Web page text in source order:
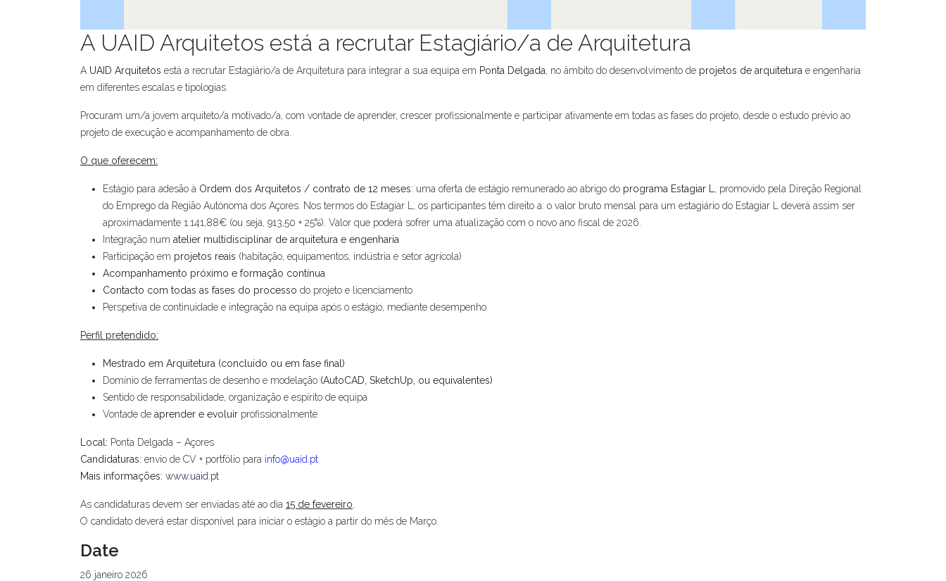
A UAID Arquitetos está a recrutar Estagiário/a de Arquitetura
A UAID Arquitetos está a recrutar Estagiário/a de Arquitetura para integrar a sua equipa em Ponta Delgada, no âmbito do desenvolvimento de projetos de arquitetura e engenharia
em diferentes escalas e tipologias.
Procuram um/a jovem arquiteto/a motivado/a, com vontade de aprender, crescer profissionalmente e participar ativamente em todas as fases do projeto, desde o estudo prévio ao
projeto de execução e acompanhamento de obra.
O que oferecem:
Estágio para adesão à Ordem dos Arquitetos / contrato de 12 meses: uma oferta de estágio remunerado ao abrigo do programa Estagiar L , promovido pela Direção Regional
do Emprego da Região Autónoma dos Açores. Nos termos do Estagiar L, os participantes têm direito a: o valor bruto mensal para um estagiário do Estagiar L deverá assim ser
aproximadamente 1.141,88€ (ou seja, 913,50 + 25%). Valor que poderá sofrer uma atualização com o novo ano fiscal de 2026.
Integração num atelier multidisciplinar de arquitetura e engenharia
Participação em projetos reais (habitação, equipamentos, indústria e setor agrícola)
Acompanhamento próximo e formação contínua
Contacto com todas as fases do processo do projeto e licenciamento
Perspetiva de continuidade e integração na equipa após o estágio, mediante desempenho
Perfil pretendido:
Mestrado em Arquitetura (concluído ou em fase final)
Domínio de ferramentas de desenho e modelação (AutoCAD, SketchUp, ou equivalentes)
Sentido de responsabilidade, organização e espírito de equipa
Vontade de aprender e evoluir profissionalmente
Local: Ponta Delgada – Açores
Candidaturas: envio de CV + portfólio para info@uaid.pt
Mais informações: www.uaid.pt
As candidaturas devem ser enviadas até ao dia 15 de fevereiro
O candidato deverá estar disponível para iniciar o estágio a partir do mês de Março.
Date
26 janeiro 2026